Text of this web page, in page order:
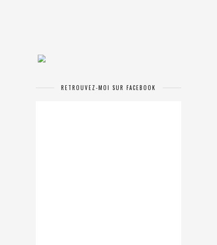
RETROUVEZ-MOI SUR FACEBOOK